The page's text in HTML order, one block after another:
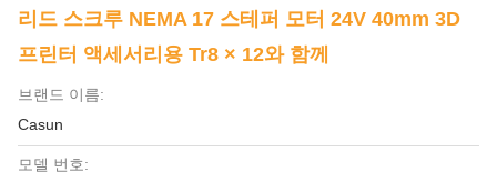
리드 스크루 NEMA 17 스테퍼 모터 24V 40mm 3D
프린터 액세서리용 Tr8 × 12와 함께
브랜드 이름:
Casun
모델 번호: